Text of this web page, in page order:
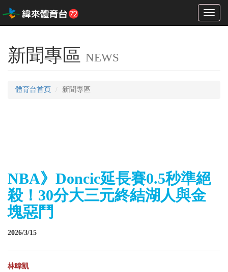
Toggle
新聞專區 NEWS
體育台首頁 新聞專區
NBA》Doncic延長賽0.5秒準絕
殺！30分大三元終結湖人與金
塊惡鬥
2026/3/15
林暐凱